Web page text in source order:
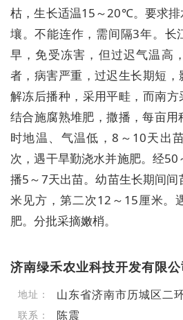
枯，生长适温15～20℃。要求排
壤。不能连作，需间隔3年。长
早，免受冻害，但过迟气温高
者，病害严重，过迟生长期短
解冻后播种，采用平畦，而南
结合施腐熟堆肥，撒播，每亩
时地温、气温低，8～10天出
次，遇干旱勤浇水并施肥。经
播5～7天出苗。幼苗生长期间
米见方，第二次12～15厘米。
肥。分批采摘嫩梢。
济南绿禾农业科技开发有限公
地址： 山东省济南市历城区二
联系： 陈震